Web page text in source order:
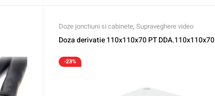
Doze jonctiuni si cabinete, Supraveghere video
Doza derivatie 110x110x70 PT DDA.110x110x70
-23%